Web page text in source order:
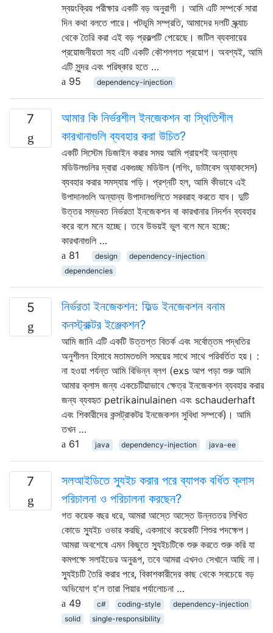
স্বয়ংক্রিয় পরীক্ষার একটি বড় অনুরাগী । আমি এটি সম্পর্কে সারা
দিন কথা বলতে পারে। পটভূমি সম্প্রতি, আমাদের দলটি স্ক্র্যাচ
থেকে তৈরি করা এই বড় প্রকল্পটি পেয়েছে। জটিল ব্যবসায়ের
প্রয়োজনীয়তা সহ এটি একটি কৌশলগত প্রয়োগ। অবশ্যই, আমি
এটি সুন্দর এবং পরিষ্কার হতে …
95
dependency-injection
7
আমার কি নির্ভরশীল ইনজেকশন বা স্থিতিশীল
কারখানাগুলি ব্যবহার করা উচিত?
একটি সিস্টেম ডিজাইন করার সময় আমি প্রায়শই অন্যান্য
মডিউলগুলির দ্বারা একগুচ্ছ মডিউল (লগিং, ডাটাবেস অ্যাকসেস)
ব্যবহার করার সমস্যায় পড়ি। প্রশ্নটি হল, আমি কীভাবে এই
উপাদানগুলি অন্যান্য উপাদানগুলিতে সরবরাহ করতে যাব। দুটি
উত্তর সম্ভবত নির্ভরতা ইনজেকশন বা কারখানার নিদর্শন ব্যবহার
করে বলে মনে হচ্ছে। তবে উভয়ই ভুল বলে মনে হচ্ছে:
কারখানাগুলি …
81
design
dependency-injection
dependencies
5
নির্ভরতা ইনজেকশন: ফিল্ড ইনজেকশন বনাম
কনস্ট্রাক্টর ইঞ্জেকশন?
আমি জানি এটি একটি উত্তপ্ত বিতর্ক এবং সর্বোত্তম পদ্ধতির
অনুশীলন হিসাবে মতামতগুলি সময়ের সাথে সাথে পরিবর্তিত হয়। :
না হওয়া পর্যন্ত আমি বিভিন্ন ব্লগ (exs আপ পড়া শুরু আমি
আমার ক্লাস জন্য একচেটিয়াভাবে ক্ষেত্র ইনজেকশন ব্যবহার করার
জন্য ব্যবহৃত petrikainulainen এবং schauderhaft
এবং শিকারীদের কন্সট্রাকটর ইনজেকশন সুবিধা সম্পর্কে)। আমি
তখন …
61
java dependency-injection java-ee
7
সলআইডিতে স্যুইচ করার পরে ব্যাপক বর্ধিত ক্লাস
পরিচালনা ও পরিচালনা করছেন?
গত কয়েক বছর ধরে, আমরা আস্তে আস্তে উন্নততর লিখিত
কোডে স্যুইচ ওভার করছি, একসাথে কয়েকটি শিশুর পদক্ষেপ।
আমরা অবশেষে এমন কিছুতে স্যুইচটিকে শুরু করতে শুরু করি যা
কমপক্ষে সলাইডের অনুরূপ, তবে আমরা এখনও সেখানে আছি না।
স্যুইচটি তৈরি করার পরে, বিকাশকারীদের কাছ থেকে সবচেয়ে বড়
অভিযোগ হ'ল তারা পিয়ার পর্যালোচনা …
49
c# coding-style
dependency-injection
solid
single-responsibility